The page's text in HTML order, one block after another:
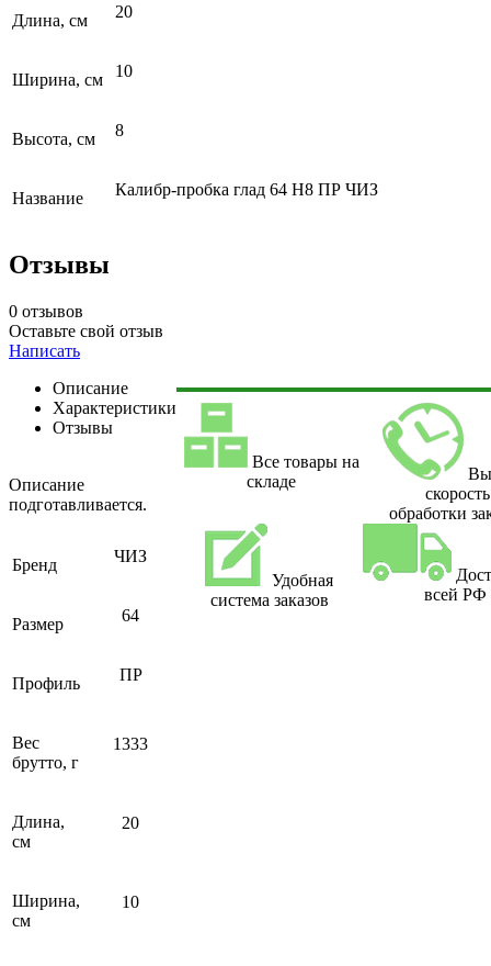
Длина, см 20
Ширина, см 10
Высота, см 8
Название Калибр-пробка глад 64 Н8 ПР ЧИЗ
Отзывы
0 отзывов
Оставьте свой отзыв
Написать
Описание
Характеристики
Отзывы
Описание
подготавливается.
Бренд ЧИЗ
Размер 64
Профиль ПР
Вес
брутто, г
1333
Длина,
см
20
Ширина,
см
10
Все товары на
складе
скорость
обработки
Удобная
система заказов
всей РФ